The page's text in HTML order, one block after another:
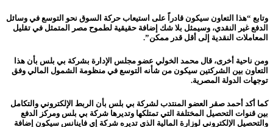
وتابع “هذا التعاون سيكون قادراً على استيعاب حركة السوق نحو التوسع في وسائل
الدفع غير النقدي، وسيمثل بلا شك إضافة حقيقية لطموح مصر المتمثل في تقليل
المعاملات النقدية إلى أقل قدر ممكن”.
ومن ناحية أخرى، قال محمد الخولي عضو مجلس الإدارة بشركة بي بلس بأن هذا
التعاون بين الشركتين سيكون من شأنه التوسع في منظومة الشمول المالي وفق
توجهات الدولة المصرية.
كما أكد أحمد صقر العضو المنتدب لشركة بي بلس بأن الربط الإلكتروني والتكامل
بين قنوات التحصيل المختلفة التي تمتلكها وتديرها شركة بي بلس ومركز الدفع
والتحصيل الإلكتروني لوزارة المالية الذي تديره شركة إي فاينانس سيكون إضافة